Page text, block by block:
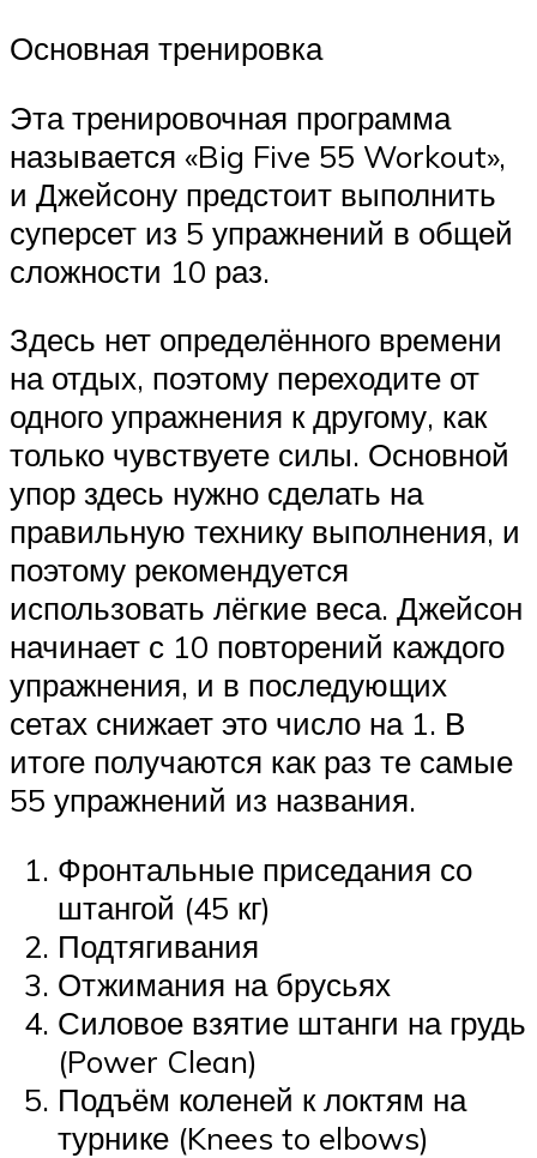
Основная тренировка
Эта тренировочная программа
называется «Big Five 55 Workout»,
и Джейсону предстоит выполнить
суперсет из 5 упражнений в общей
сложности 10 раз.
Здесь нет определённого времени
на отдых, поэтому переходите от
одного упражнения к другому, как
только чувствуете силы. Основной
упор здесь нужно сделать на
правильную технику выполнения, и
поэтому рекомендуется
использовать лёгкие веса. Джейсон
начинает с 10 повторений каждого
упражнения, и в последующих
сетах снижает это число на 1. В
итоге получаются как раз те самые
55 упражнений из названия.
Фронтальные приседания со
штангой (45 кг)
Подтягивания
Отжимания на брусьях
Силовое взятие штанги на грудь
(Power Clean)
Подъём коленей к локтям на
турнике (Knees to elbows)